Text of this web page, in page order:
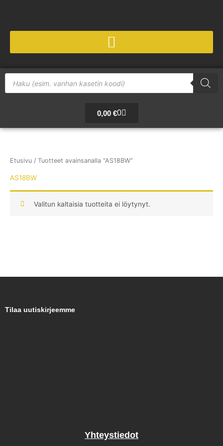
Products
search
0,00 €0
Cart
Etusivu / Tuotteet avainsanalla “AS18BW”
AS18BW
Valitun kaltaisia tuotteita ei löytynyt.
Tilaa uutiskirjeemme
Yhteystiedot